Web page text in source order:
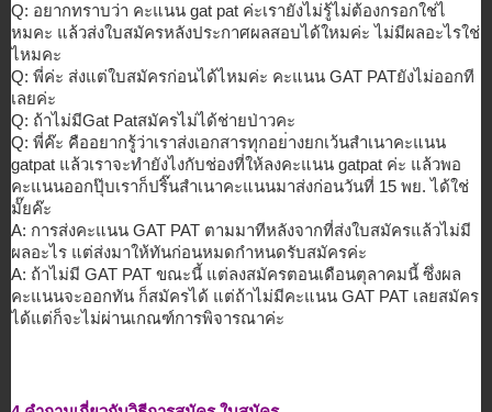
Q: อยากทราบว่า คะแนน gat pat ค่ะเรายังไม่รู้ไม่ต้องกรอกใช่ไ
หมคะ แล้วส่งใบสมัครหลังประกาศผลสอบได้ใหมค่ะ ไม่มีผลอะไรใช่
ไหมคะ
Q: พี่ค่ะ ส่งแต่ใบสมัครก่อนได้ไหมค่ะ คะแนน GAT PATยังไม่ออกที
เลยค่ะ
Q: ถ้าไม่มีGat Patสมัครไม่ได้ช่ายป่าวคะ
Q: พี่ค๊ะ คืออยากรู้ว่าเราส่งเอกสารทุกอย่างยกเว้นสำเนาคะแนน
gatpat แล้วเราจะทำยังไงกับช่องที่ให้ลงคะแนน gatpat ค่ะ แล้วพอ
คะแนนออกปุ๊บเราก็ปริ๊นสำเนาคะแนนมาส่งก่อนวันที่ 15 พย. ได้ใช่
มั๊ยค๊ะ
A: การส่งคะแนน GAT PAT ตามมาทีหลังจากที่ส่งใบสมัครแล้วไม่มี
ผลอะไร แต่ส่งมาให้ทันก่อนหมดกำหนดรับสมัครค่ะ
A: ถ้าไม่มี GAT PAT ขณะนี้ แต่ลงสมัครตอนเดือนตุลาคมนี้ ซึ่งผล
คะแนนจะออกทัน ก็สมัครได้ แต่ถ้าไม่มีคะแนน GAT PAT เลยสมัคร
ได้แต่ก็จะไม่ผ่านเกณฑ์การพิจารณาค่ะ